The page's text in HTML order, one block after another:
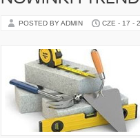
POSTED BY ADMIN CZE - 17 -